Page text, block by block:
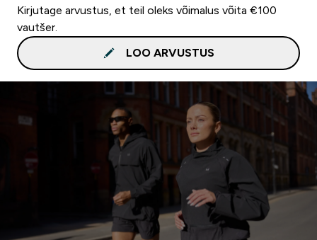
Kirjutage arvustus, et teil oleks võimalus võita €100
vautšer.
LOO ARVUSTUS